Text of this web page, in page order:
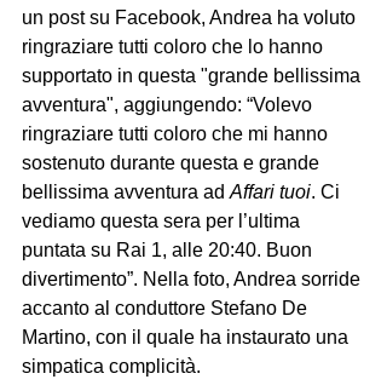
un post su Facebook, Andrea ha voluto
ringraziare tutti coloro che lo hanno
supportato in questa "grande bellissima
avventura", aggiungendo: “Volevo
ringraziare tutti coloro che mi hanno
sostenuto durante questa e grande
bellissima avventura ad Affari tuoi. Ci
vediamo questa sera per l’ultima
puntata su Rai 1, alle 20:40. Buon
divertimento”. Nella foto, Andrea sorride
accanto al conduttore Stefano De
Martino, con il quale ha instaurato una
simpatica complicità.